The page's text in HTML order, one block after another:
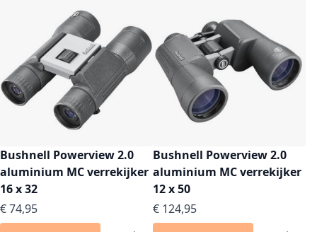
Bushnell Powerview 2.0
aluminium MC verrekijker
16 x 32
€ 74,95
Bushnell Powerview 2.0
aluminium MC verrekijker
12 x 50
€ 124,95